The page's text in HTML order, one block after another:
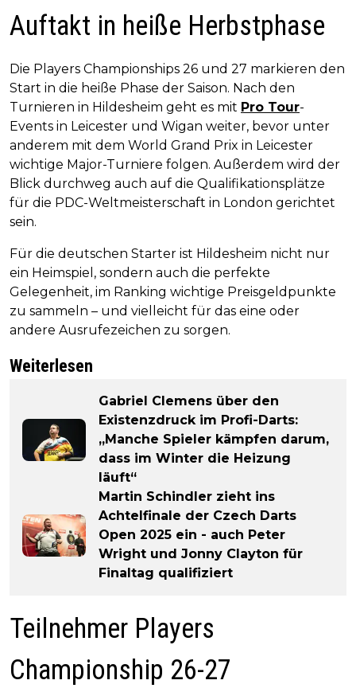
Auftakt in heiße Herbstphase
Die Players Championships 26 und 27 markieren den
Start in die heiße Phase der Saison. Nach den
Turnieren in Hildesheim geht es mit Pro Tour-
Events in Leicester und Wigan weiter, bevor unter
anderem mit dem World Grand Prix in Leicester
wichtige Major-Turniere folgen. Außerdem wird der
Blick durchweg auch auf die Qualifikationsplätze
für die PDC-Weltmeisterschaft in London gerichtet
sein.
Für die deutschen Starter ist Hildesheim nicht nur
ein Heimspiel, sondern auch die perfekte
Gelegenheit, im Ranking wichtige Preisgeldpunkte
zu sammeln – und vielleicht für das eine oder
andere Ausrufezeichen zu sorgen.
Weiterlesen
Gabriel Clemens über den
Existenzdruck im Profi-Darts:
„Manche Spieler kämpfen darum,
dass im Winter die Heizung
läuft“
Martin Schindler zieht ins
Achtelfinale der Czech Darts
Open 2025 ein - auch Peter
Wright und Jonny Clayton für
Finaltag qualifiziert
Teilnehmer Players
Championship 26-27